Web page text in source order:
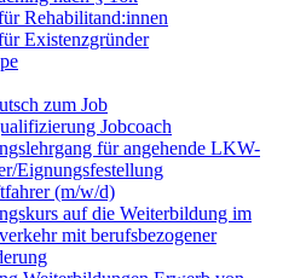
Rehabilitand:innen
Existenzgründer
zum Job
Jobcoach
für angehende LKW-
Eignungsfestellung
(m/w/d)
auf die Weiterbildung im
mit berufsbezogener